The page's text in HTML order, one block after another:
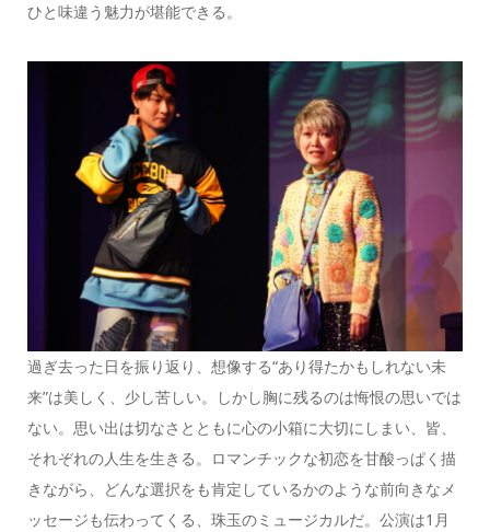
ひと味違う魅力が堪能できる。
過ぎ去った日を振り返り、想像する“あり得たかもしれない未
来”は美しく、少し苦しい。しかし胸に残るのは悔恨の思いでは
ない。思い出は切なさとともに心の小箱に大切にしまい、皆、
それぞれの人生を生きる。ロマンチックな初恋を甘酸っぱく描
きながら、どんな選択をも肯定しているかのような前向きなメ
ッセージも伝わってくる、珠玉のミュージカルだ。公演は1月